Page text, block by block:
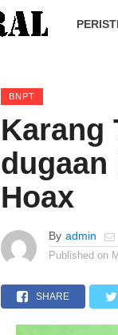
BNPT
Karang
dugaan
Hoax
By admin
Published on
SHARE